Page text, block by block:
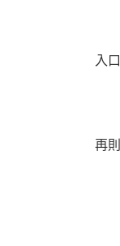
入
再